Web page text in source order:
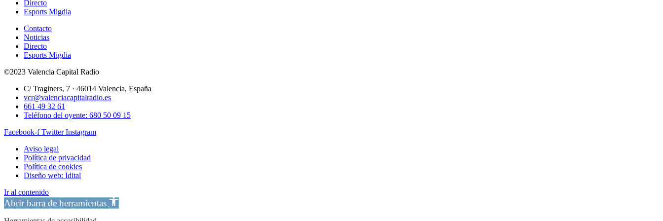
Directo
Esports Migdia
Contacto
Noticias
Directo
Esports Migdia
©2023 Valencia Capital Radio
C/ Traginers, 7 · 46014 Valencia, España
vcr@valenciacapitalradio.es
661 49 32 61
Teléfono del oyente: 680 50 09 15
Facebook-f Twitter Instagram
Aviso legal
Política de privacidad
Política de cookies
Diseño web: Idital
Ir al contenido
Abrir barra de herramientas